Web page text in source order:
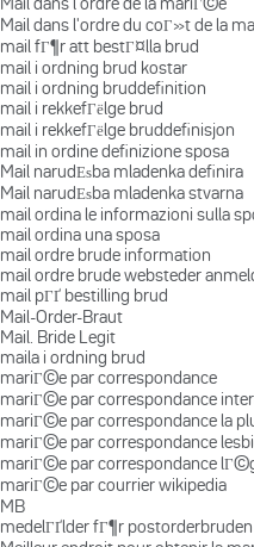
Mail dans l'ordre du coГ»t de la
mail fГ¶r att bestГ¤lla brud
mail i ordning brud kostar
mail i ordning bruddefinition
mail i rekkefГёlge brud
mail i rekkefГёlge bruddefinisjon
mail in ordine definizione sposa
Mail narudЕѕba mladenka definira
Mail narudЕѕba mladenka stvarna
mail ordina le informazioni sulla
mail ordina una sposa
mail ordre brude information
mail ordre brude websteder
mail pГҐ bestilling brud
Mail-Order-Braut
Mail. Bride Legit
maila i ordning brud
mariГ©e par correspondance
mariГ©e par correspondance
mariГ©e par correspondance la
mariГ©e par correspondance
mariГ©e par correspondance
mariГ©e par courrier wikipedia
MB
medelГҐlder fГ¶r postorderbruden